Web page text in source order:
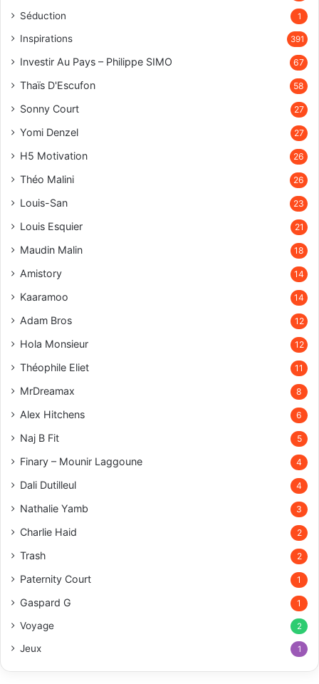
Séduction 1
Inspirations 391
Investir Au Pays – Philippe SIMO 67
Thaïs D'Escufon 58
Sonny Court 27
Yomi Denzel 27
H5 Motivation 26
Théo Malini 26
Louis-San 23
Louis Esquier 21
Maudin Malin 18
Amistory 14
Kaaramoo 14
Adam Bros 12
Hola Monsieur 12
Théophile Eliet 11
MrDreamax 8
Alex Hitchens 6
Naj B Fit 5
Finary – Mounir Laggoune 4
Dali Dutilleul 4
Nathalie Yamb 3
Charlie Haid 2
Trash 2
Paternity Court 1
Gaspard G 1
Voyage 2
Jeux 1